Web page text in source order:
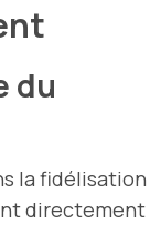
du
la fidélisation
directement